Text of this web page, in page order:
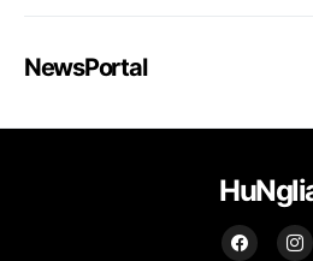
NewsPortal